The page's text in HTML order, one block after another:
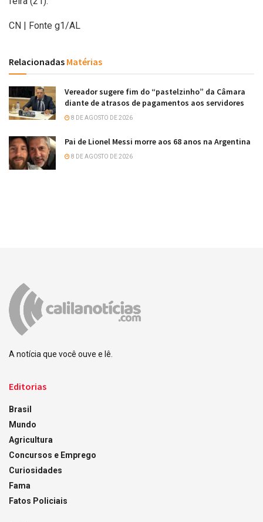
CN | Fonte g1/AL
Relacionadas Matérias
Vereador sugere fim do “pastelzinho” da Câmara
diante de atrasos de pagamentos aos servidores
8 DE AGOSTO DE 2026
Pai de Lionel Messi morre aos 68 anos na Argentina
8 DE AGOSTO DE 2026
A notícia que você ouve e lê.
Editorias
Brasil
Mundo
Agricultura
Concursos e Emprego
Curiosidades
Fama
Fatos Policiais